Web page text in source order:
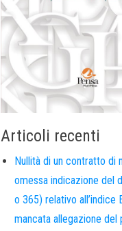
Articoli recenti
Nullità di un contratto di
omessa indicazione del
o 365) relativo all’indice
mancata allegazione del